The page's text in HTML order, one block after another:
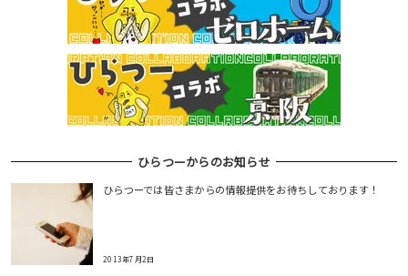
ひらつーからのお知らせ
ひらつーでは皆さまからの情報提供をお待ちしております！
2013年7月2日